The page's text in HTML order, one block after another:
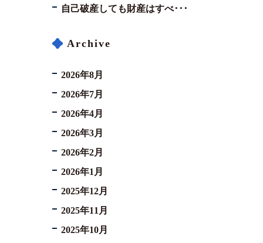
自己破産しても財産はすべ･･･
Archive
2026年8月
2026年7月
2026年4月
2026年3月
2026年2月
2026年1月
2025年12月
2025年11月
2025年10月